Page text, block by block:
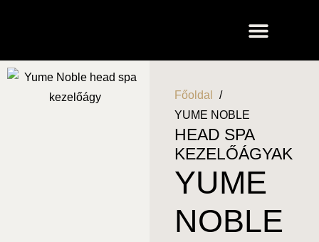
Főoldal
YUME NOBLE
HEAD SPA
KEZELŐÁGYAK
YUME
NOBLE